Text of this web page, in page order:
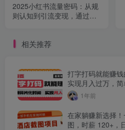
2025小红书流量密码：从规
则认知到引流变现，通过爆
相关推荐
打字打码就能赚
实现月入过万，
1年前
在家躺赚新选择
图，时薪 120+，